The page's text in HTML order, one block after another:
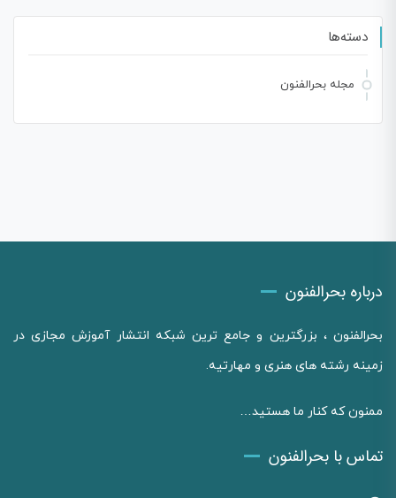
دسته‌ها
مجله بحرالفنون
درباره بحرالفنون
بحرالفنون ، بزرگترین و جامع ترین شبکه انتشار آموزش مجازی در
زمینه رشته های هنری و مهارتیه.
ممنون که کنار ما هستید…
تماس با بحرالفنون